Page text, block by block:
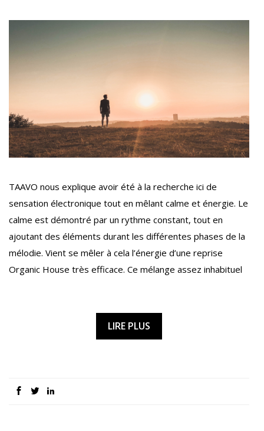
TAAVO nous explique avoir été à la recherche ici de
sensation électronique tout en mêlant calme et énergie. Le
calme est démontré par un rythme constant, tout en
ajoutant des éléments durant les différentes phases de la
mélodie. Vient se mêler à cela l’énergie d’une reprise
Organic House très efficace. Ce mélange assez inhabituel
LIRE PLUS